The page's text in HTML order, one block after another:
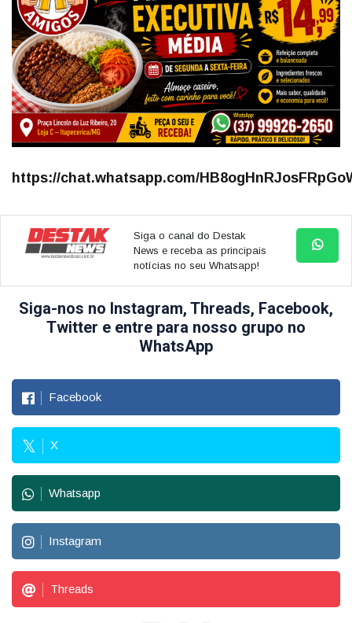
https://chat.whatsapp.com/
Siga o canal do Destak
News e receba as principais
notícias no seu Whatsapp!
Siga-nos no Instagram, Threads, Facebook,
Twitter e entre para nosso grupo no
WhatsApp
Facebook
X
Whatsapp
Instagram
Threads